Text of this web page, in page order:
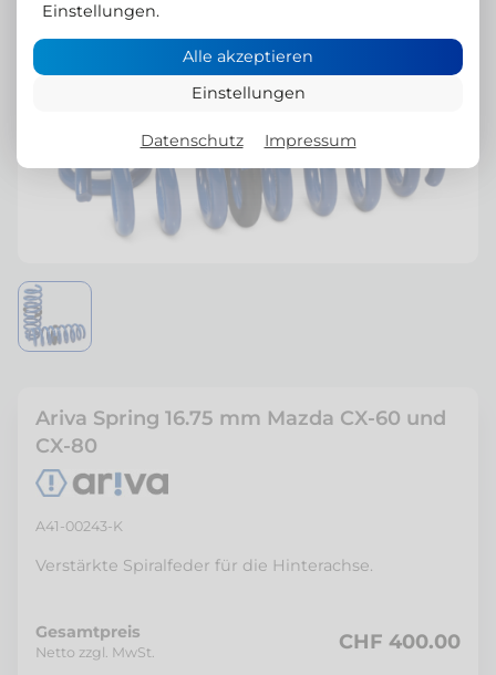
Ariva Spring 16.75 mm Mazda CX-60 und
CX-80
A41-00243-K
Verstärkte Spiralfeder für die Hinterachse.
Gesamtpreis
Netto zzgl. MwSt. CHF 400.00
Einstellungen.
Alle akzeptieren
Einstellungen
Datenschutz Impressum